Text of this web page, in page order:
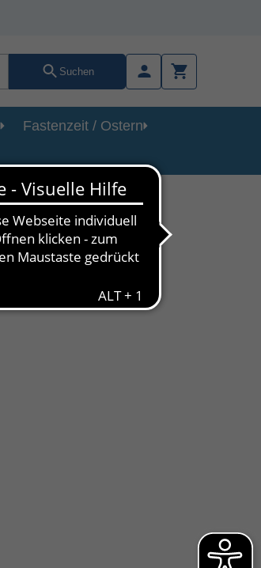
Suchen
Fastenzeit / Ostern